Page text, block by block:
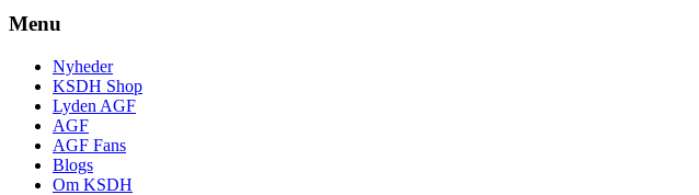
Menu
Nyheder
KSDH Shop
Lyden AGF
AGF
AGF Fans
Blogs
Om KSDH